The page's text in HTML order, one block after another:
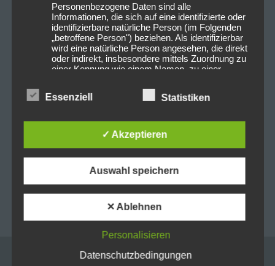
Beitragsnavigation
For Alligators @
Purpendicular @Airport
Personenbezogene Daten sind alle
Informationen, die sich auf eine identifizierte oder
identifizierbare natürliche Person (im Folgenden
„betroffene Person") beziehen. Als identifizierbar
wird eine natürliche Person angesehen, die direkt
oder indirekt, insbesondere mittels Zuordnung zu
einer Kennung wie einem Namen, zu einer
Kennung oder zu einem oder mehreren
besonderen Merkmalen, die Ausdruck der
psychischen, wirtschaftlichen, kulturellen oder
sozialen Identität dieser natürlichen Person sind,
identifiziert werden kann.
b) betroffene Person
Betroffene Person ist jede identifizierte oder
Verarbeitung Verantwortlichen verarbeitet
Essenziell Statistiken
✓ Akzeptieren
Auswahl speichern
✕ Ablehnen
Personalisieren
Datenschutzbedingungen